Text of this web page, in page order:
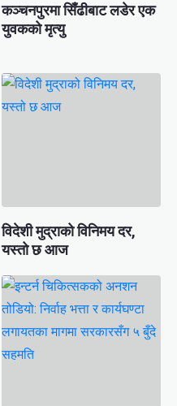
कञ्चनपुरमा सिँढीबाट लडेर एक
युवकको मृत्यु
विदेशी मुद्राको विनिमय दर,
यस्तो छ आज